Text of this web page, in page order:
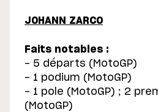
JOHANN ZARCO
Faits notables :
- 5 départs (MotoGP)
- 1 podium (MotoGP)
- 1 pole (MotoGP) ; 2
(MotoGP)